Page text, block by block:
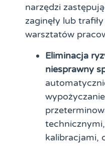
narzędzi
zaginęły lub
warsztatów
Eliminacja
niesprawny
kalibracjami,